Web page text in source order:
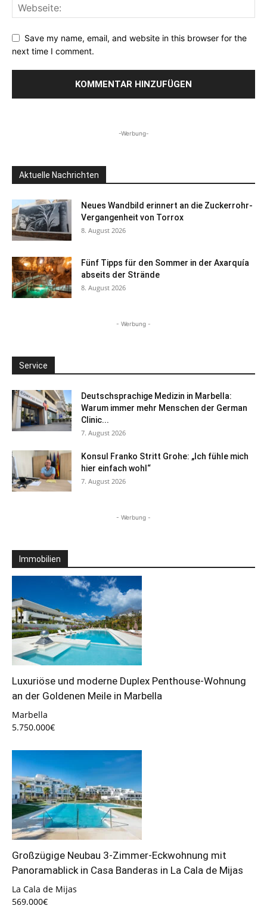
Save my name, email, and website in this browser for the
next time I comment.
-Werbung-
Aktuelle Nachrichten
Neues Wandbild erinnert an die Zuckerrohr-
Vergangenheit von Torrox
8. August 2026
Fünf Tipps für den Sommer in der Axarquía
abseits der Strände
8. August 2026
- Werbung -
Service
Deutschsprachige Medizin in Marbella:
Warum immer mehr Menschen der German
Clinic...
7. August 2026
Konsul Franko Stritt Grohe: „Ich fühle mich
hier einfach wohl“
7. August 2026
- Werbung -
Immobilien
Luxuriöse und moderne Duplex Penthouse-Wohnung
an der Goldenen Meile in Marbella
Marbella
5.750.000€
Großzügige Neubau 3-Zimmer-Eckwohnung mit
Panoramablick in Casa Banderas in La Cala de Mijas
La Cala de Mijas
569.000€